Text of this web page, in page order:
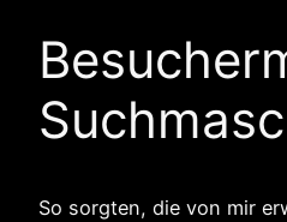
So sorgten, die von mir